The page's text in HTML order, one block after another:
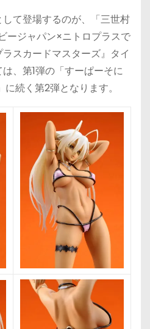
て登場するのが、「三世村
ージャパン×ニトロプラスで
スカードマスターズ』タイ
、第1弾の「すーぱーそに
続く第2弾となります。